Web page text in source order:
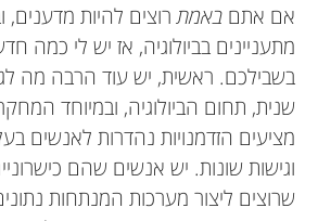
אם אתם באמתרוצים להיות
מתעניינים בביולוגיה, אז יש לי כמה
בשבילכם. ראשית, יש עוד הרבה מה
שנית, תחום הביולוגיה, ובמיוחד
מציעים הזדמנויות נהדרות לאנשים
וגישות שונות. יש אנשים שהם
שרוצים ליצור מערכות המנתחות